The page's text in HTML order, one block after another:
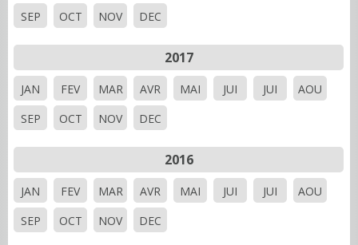
SEP
OCT NOV DEC
2017
JAN FEV MAR AVR MAI JUI JUI
AOU
SEP
OCT NOV DEC
2016
JAN FEV MAR AVR MAI JUI JUI
AOU
SEP
OCT NOV DEC